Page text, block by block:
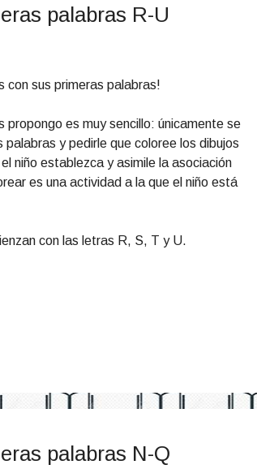
palabras R-U
con sus primeras palabras!
propongo es muy sencillo: únicamente se
y pedirle que coloree los dibujos
niño establezca y asimile la asociación
es una actividad a la que el niño está
con las letras R, S, T y U.
palabras N-Q